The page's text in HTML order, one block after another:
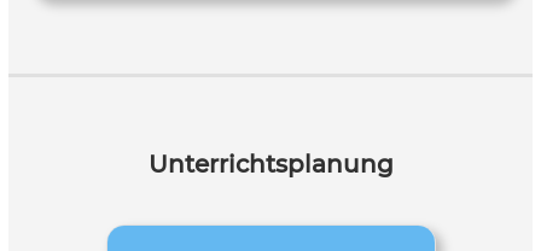
Unterrichtsplanung